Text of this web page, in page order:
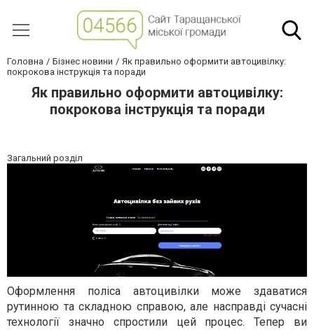
Головна Бізнес новини
Як правильно оформити автоцивілку:
покрокова інструкція та поради
Як правильно оформити автоцивілку:
покрокова інструкція та поради
Загальний розділ
Оформлення поліса автоцивілки може здаватися
рутинною та складною справою, але насправді сучасні
технології значно спростили цей процес. Тепер ви